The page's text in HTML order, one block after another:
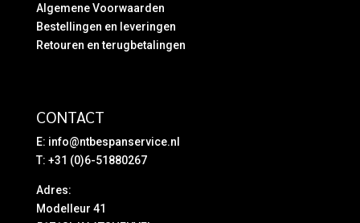
Algemene Voorwaarden
Bestellingen en leveringen
Retouren en terugbetalingen
CONTACT
E: info@ntbespanservice.nl
T: +31 (0)6-51880267
Adres:
Modelleur 41